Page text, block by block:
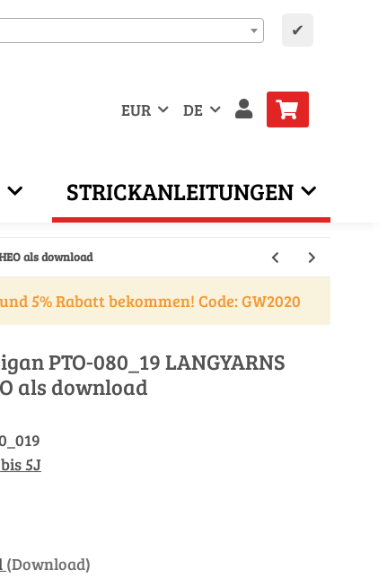
✔
EUR DE
STRICKANLEITUNGEN
als download
5% Rabatt bekommen! Code: GW2020
PTO-080_19 LANGYARNS
als download
5J
(Download)